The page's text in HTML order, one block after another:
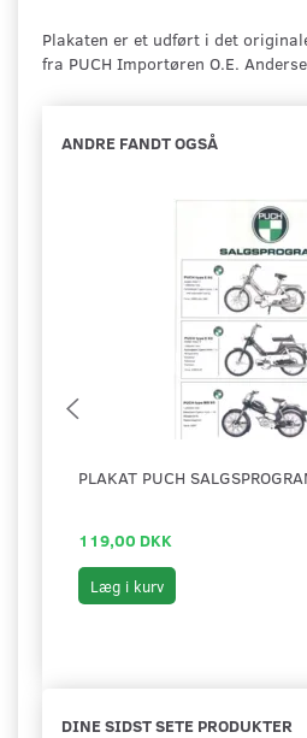
Plakaten er et udført i det
fra PUCH Importøren O.E.
ANDRE FANDT OGSÅ
PLAKAT PUCH
119,00 DKK
Læg i kurv
DINE SIDST SETE PRODUKTER